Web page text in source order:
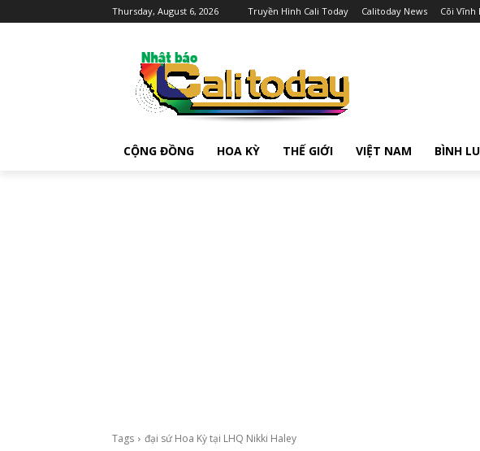
Thursday, August 6, 2026 Truyền Hình Cali Today Calitoday News Cõi Vĩnh
CỘNG ĐỒNG HOA KỲ THẾ GIỚI VIỆT NAM BÌNH
Tags đại sứ Hoa Kỳ tại LHQ Nikki Haley